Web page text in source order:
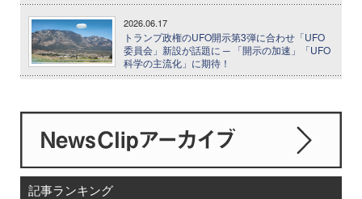
2026.06.17
トランプ政権のUFO開示第3弾に合わせ「UFO
委員会」新設が話題に ─ 「開示の加速」「UFO
科学の主流化」に期待！
記事ランキング